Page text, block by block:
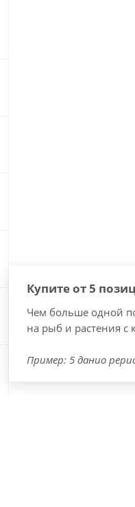
Купите от 5
Чем больше одной
на рыб и растения с
Пример: 5 данио